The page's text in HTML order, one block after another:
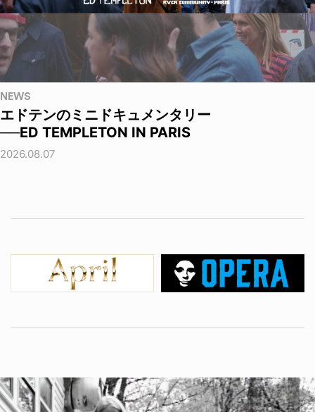
NEWS
エドテンのミニドキュメンタリー
──ED TEMPLETON IN PARIS
2026.08.07